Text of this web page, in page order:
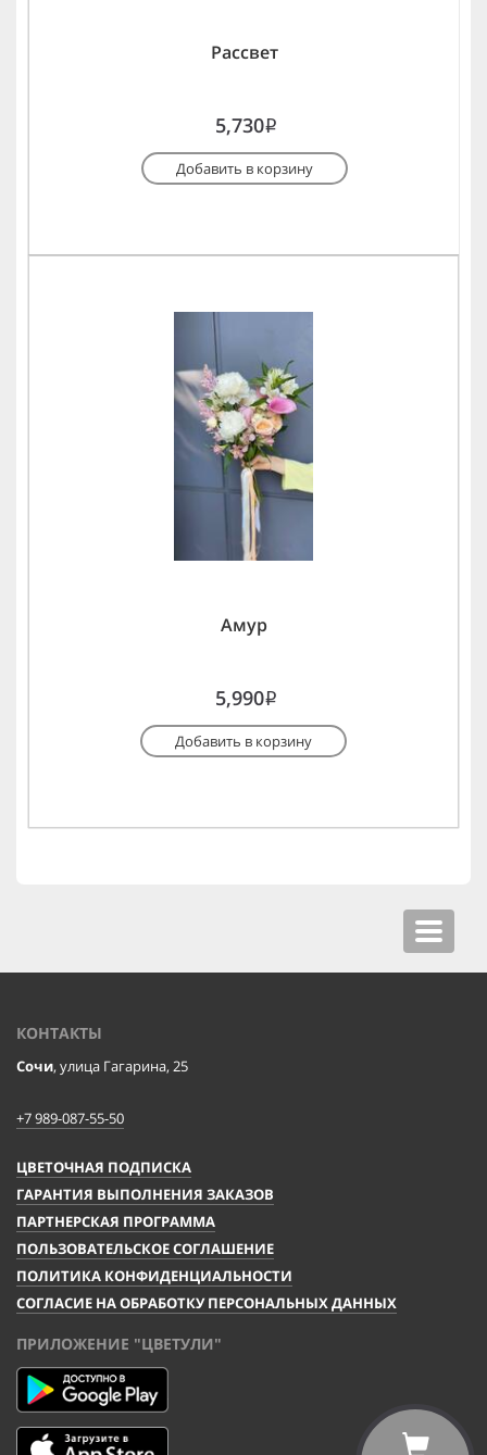
Рассвет
5,730i
Добавить в корзину
Амур
5,990i
Добавить в корзину
Toggle
КОНТАКТЫ
Сочи, улица Гагарина, 25
+7 989-087-55-50
ЦВЕТОЧНАЯ ПОДПИСКА
ГАРАНТИЯ ВЫПОЛНЕНИЯ ЗАКАЗОВ
ПАРТНЕРСКАЯ ПРОГРАММА
ПОЛЬЗОВАТЕЛЬСКОЕ СОГЛАШЕНИЕ
ПОЛИТИКА КОНФИДЕНЦИАЛЬНОСТИ
СОГЛАСИЕ НА ОБРАБОТКУ ПЕРСОНАЛЬНЫХ ДАННЫХ
ПРИЛОЖЕНИЕ "ЦВЕТУЛИ"